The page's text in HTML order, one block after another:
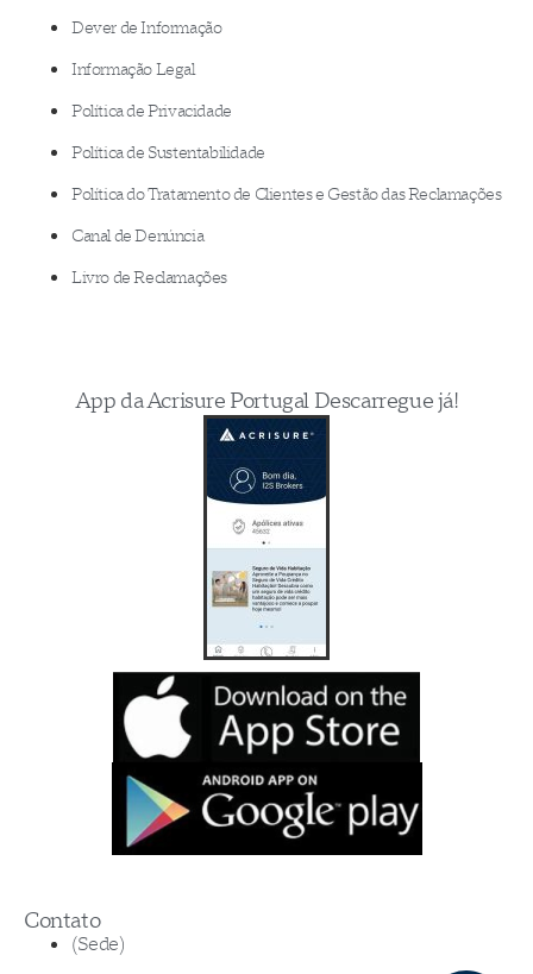
Dever de Informação
Informação Legal
Política de Privacidade
Política de Sustentabilidade
Política do Tratamento de Clientes e Gestão das Reclamações
Canal de Denúncia
Livro de Reclamações
App da Acrisure Portugal Descarregue já!
Contato
(Sede)